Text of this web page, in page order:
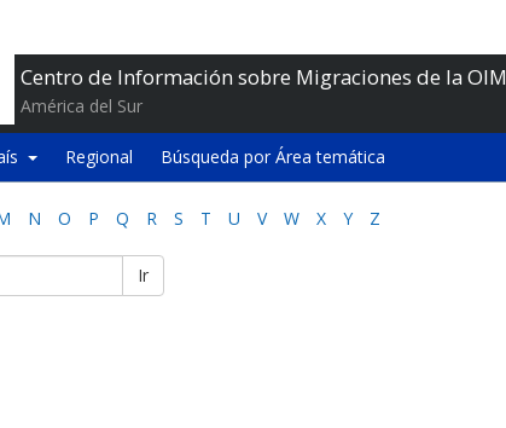
Centro de Información sobre Migraciones de la OIM
América del Sur
Regional Búsqueda por Área temática
N O P Q R S T U V W X Y Z
Ir